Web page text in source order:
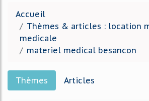
Accueil
Thèmes & articles : location
medicale
materiel medical besancon
Thèmes Articles